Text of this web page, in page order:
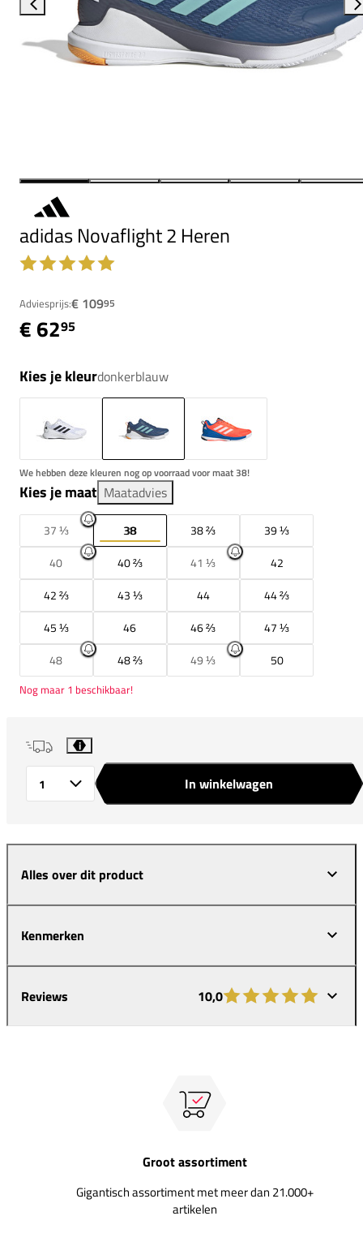
adidas Novaflight 2 Heren
Adviesprijs:€ 10995
€ 6295
Kies je kleurdonkerblauw
We hebben deze kleuren nog op voorraad voor maat 38!
Kies je maat Maatadvies
37 ⅓ 38 38 ⅔
39 ⅓
40
40 ⅔ 41 ⅓
42
42 ⅔
43 ⅓ 44
44 ⅔
45 ⅓
46 46 ⅔
47 ⅓
48
48 ⅔ 49 ⅓ 50
Nog maar 1 beschikbaar!
i
In winkelwagen
Alles over dit product
Kenmerken
Reviews 10,0
Groot assortiment
Gigantisch assortiment met meer dan 21.000+
artikelen